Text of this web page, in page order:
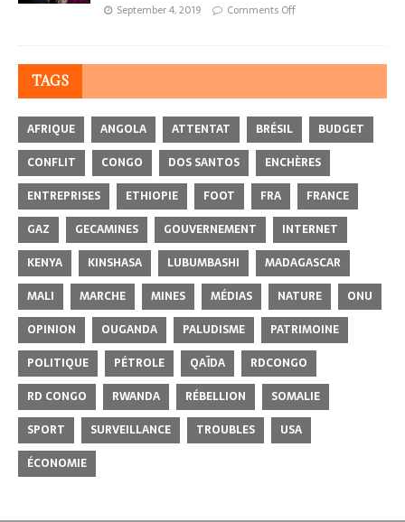
September 4, 2019 Comments Off
TAGS
AFRIQUE ANGOLA ATTENTAT BRÉSIL
BUDGET
CONFLIT
CONGO DOS SANTOS
ENCHÈRES
ENTREPRISES
ETHIOPIE FOOT FRA
FRANCE
GAZ
GECAMINES GOUVERNEMENT
INTERNET
KENYA
KINSHASA LUBUMBASHI
MADAGASCAR
MALI
MARCHE MINES MÉDIAS NATURE
ONU
OPINION
OUGANDA PALUDISME
PATRIMOINE
POLITIQUE
PÉTROLE QAÏDA
RDCONGO
RD CONGO
RWANDA RÉBELLION
SOMALIE
SPORT
SURVEILLANCE TROUBLES
USA
ÉCONOMIE